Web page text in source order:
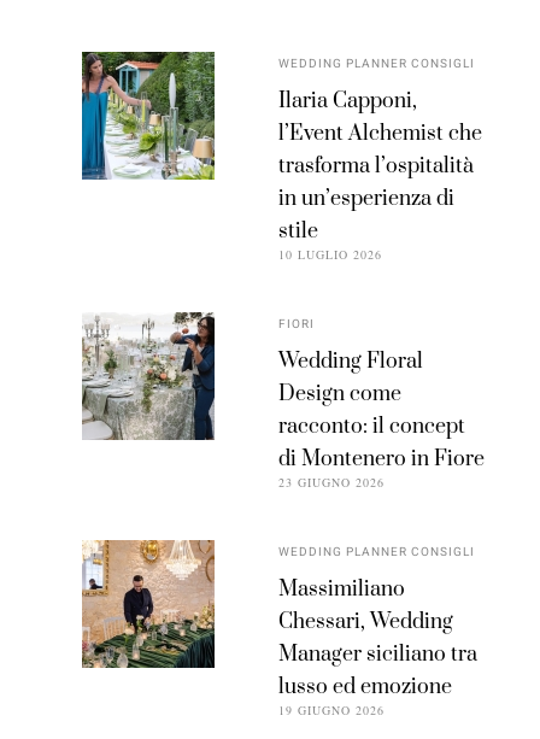
WEDDING PLANNER CONSIGLI
Ilaria Capponi,
l’Event Alchemist che
trasforma l’ospitalità
in un’esperienza di
stile
10 LUGLIO 2026
FIORI
Wedding Floral
Design come
racconto: il concept
di Montenero in Fiore
23 GIUGNO 2026
WEDDING PLANNER CONSIGLI
Massimiliano
Chessari, Wedding
Manager siciliano tra
lusso ed emozione
19 GIUGNO 2026